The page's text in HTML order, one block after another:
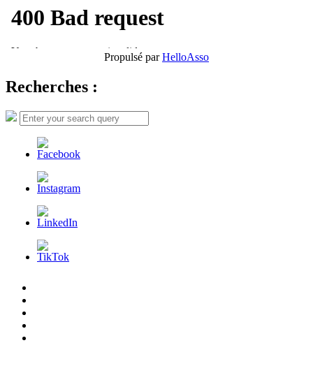
Propulsé parHelloAsso
Recherches :
Search
for:
Search